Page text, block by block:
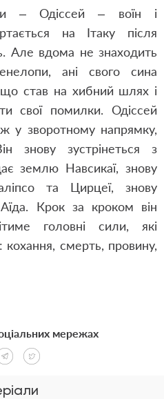
– Одіссей – воїн і
на Ітаку після
Але вдома не знаходить
ані свого сина
що став на хибний шлях і
свої помилки. Одіссей
у зворотному напрямку,
знову зустрінеться з
землю Навсикаї, знову
та Цирцеї, знову
Крок за кроком він
головні сили, які
смерть, провину,
мережах